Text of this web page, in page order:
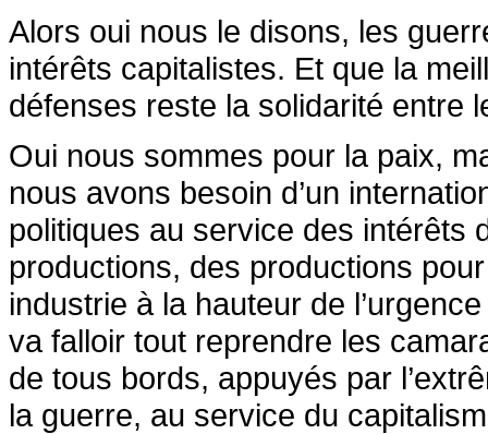
Alors oui nous le disons, les
intérêts capitalistes. Et que la
défenses reste la solidarité entre
Oui nous sommes pour la paix,
nous avons besoin d’un
politiques au service des intérêts
productions, des productions
industrie à la hauteur de
va falloir tout reprendre les
de tous bords, appuyés par
la guerre, au service du